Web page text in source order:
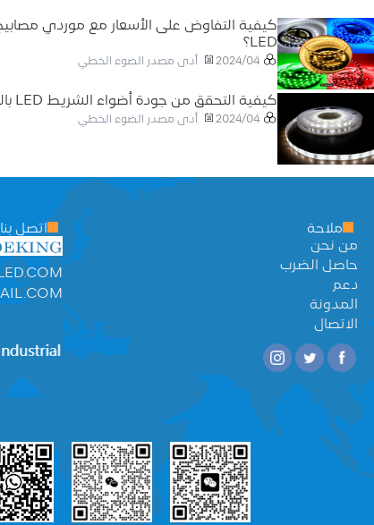
كيفية التفاوض على الأسعار مع موردي
LED؟
2024/04 أدى مصدر الضوء الخطي
كيفية التحقق من جودة أضواء الشريط LED بالجملة؟
2024/04 أدى مصدر الضوء الخطي
ملاحة
من نحن
حاصل الضرب
دعم
المدونة
الاتصال
اتصل بنا